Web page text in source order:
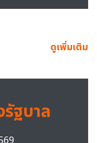
ดูเพิ่มเติม
ฐบาล